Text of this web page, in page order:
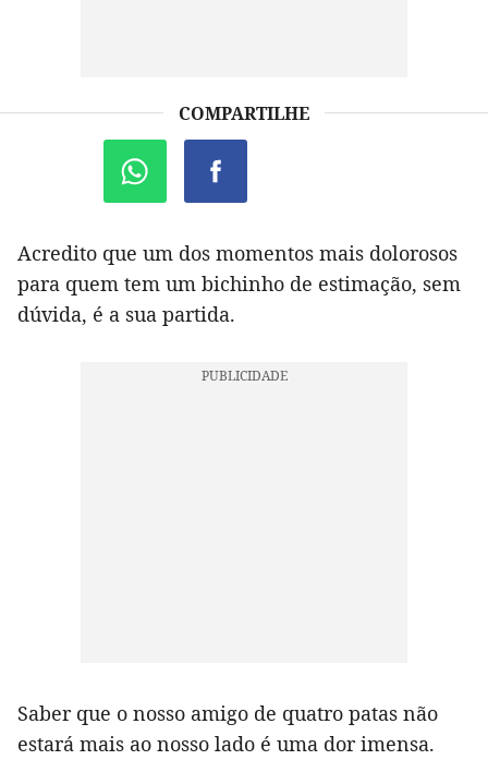
COMPARTILHE
Acredito que um dos momentos mais dolorosos
para quem tem um bichinho de estimação, sem
dúvida, é a sua partida.
Saber que o nosso amigo de quatro patas não
estará mais ao nosso lado é uma dor imensa.